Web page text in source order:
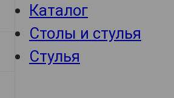
Каталог
Столы и стулья
Стулья